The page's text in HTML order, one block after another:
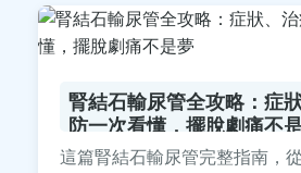
腎結石輸尿管全攻略：症
防一次看懂，擺脫劇痛不
這篇腎結石輸尿管完整指南，